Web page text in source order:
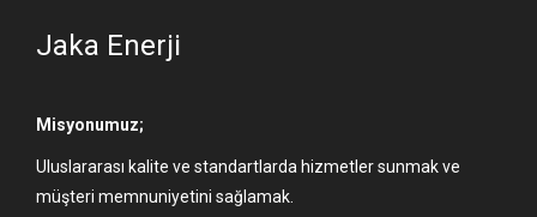
Jaka Enerji
Misyonumuz;
Uluslararası kalite ve standartlarda hizmetler sunmak ve
müşteri memnuniyetini sağlamak.